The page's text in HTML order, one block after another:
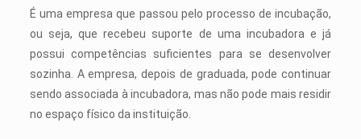
É uma empresa que passou pelo processo de incubação,
ou seja, que recebeu suporte de uma incubadora e já
possui competências suficientes para se desenvolver
sozinha. A empresa, depois de graduada, pode continuar
sendo associada à incubadora, mas não pode mais residir
no espaço físico da instituição.